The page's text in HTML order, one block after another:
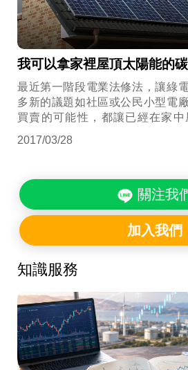
我可以拿家裡屋頂太陽能的
最近第一階段電業法修法，讓綠
多新的議題如社區或公民小型電
買賣的可能性，都讓已經在家中
賣錢嗎？」
2017/03/28
關注我
加入我們
知識服務